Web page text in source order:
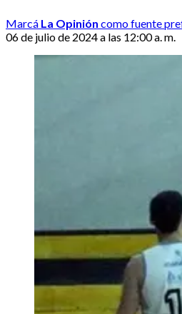
Marcá La Opinión como fuente
06 de julio de 2024 a las 12:00 a. m.